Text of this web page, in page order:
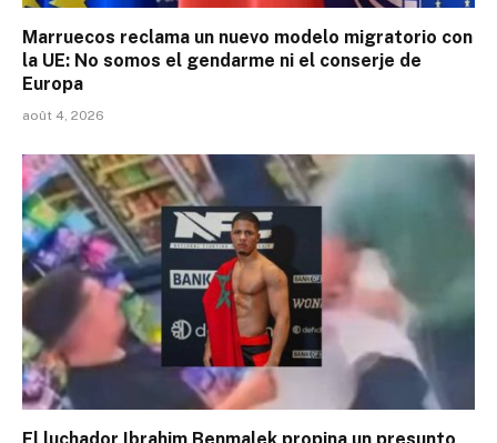
Marruecos reclama un nuevo modelo migratorio con
la UE: No somos el gendarme ni el conserje de
Europa
août 4, 2026